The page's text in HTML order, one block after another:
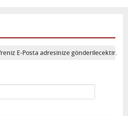
E-Posta adresinize gönderilecektir.